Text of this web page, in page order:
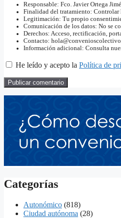
Responsable: Fco. Javier Ortega
Finalidad del tratamiento: Controlar
Legitimación: Tu propio
Comunicación de los datos: No se
Derechos: Acceso, rectificación,
Contacto:
Información adicional: Consulta
He leído y acepto la Política de
Categorías
Autonómico (818)
Ciudad autónoma (28)